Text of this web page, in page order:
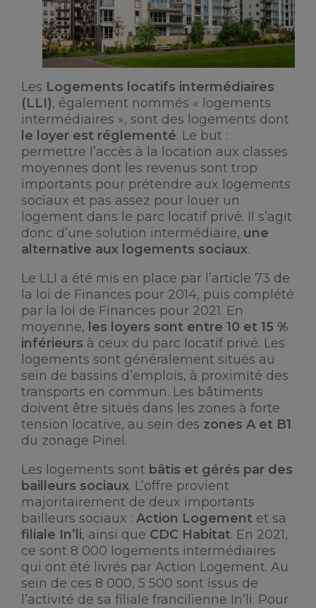
Les Logements locatifs intermédiaires
(LLI), également nommés « logements
intermédiaires », sont des logements dont
le loyer est réglementé. Le but :
permettre l’accès à la location aux classes
moyennes dont les revenus sont trop
importants pour prétendre aux logements
sociaux et pas assez pour louer un
logement dans le parc locatif privé. Il s’agit
donc d’une solution intermédiaire, une
alternative aux logements sociaux.
Le LLI a été mis en place par l’article 73 de
la loi de Finances pour 2014, puis complété
par la loi de Finances pour 2021. En
moyenne, les loyers sont entre 10 et 15 %
inférieurs à ceux du parc locatif privé. Les
logements sont généralement situés au
sein de bassins d’emplois, à proximité des
transports en commun. Les bâtiments
doivent être situés dans les zones à forte
tension locative, au sein des zones A et B1
du zonage Pinel.
Les logements sont bâtis et gérés par des
bailleurs sociaux. L’offre provient
majoritairement de deux importants
bailleurs sociaux : Action Logement et sa
filiale In’li, ainsi que CDC Habitat. En 2021,
ce sont 8 000 logements intermédiaires
qui ont été livrés par Action Logement. Au
sein de ces 8 000, 5 500 sont issus de
l’activité de sa filiale francilienne In’li. Pour